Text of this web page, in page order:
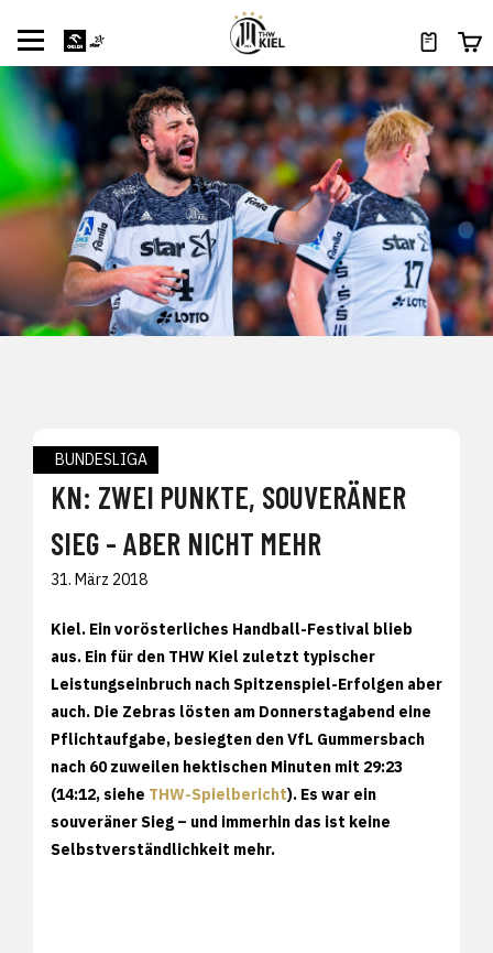
BUNDESLIGA
KN: ZWEI PUNKTE, SOUVERÄNER
SIEG - ABER NICHT MEHR
31. März 2018
Kiel. Ein vorösterliches Handball-Festival blieb
aus. Ein für den THW Kiel zuletzt typischer
Leistungseinbruch nach Spitzenspiel-Erfolgen aber
auch. Die Zebras lösten am Donnerstagabend eine
Pflichtaufgabe, besiegten den VfL Gummersbach
nach 60 zuweilen hektischen Minuten mit 29:23
(14:12, siehe THW-Spielbericht). Es war ein
souveräner Sieg – und immerhin das ist keine
Selbstverständlichkeit mehr.